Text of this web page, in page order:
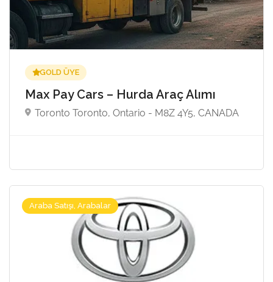
GOLD ÜYE
Max Pay Cars – Hurda Araç Alımı
Toronto Toronto, Ontario - M8Z 4Y5, CANADA
Araba Satışı, Arabalar